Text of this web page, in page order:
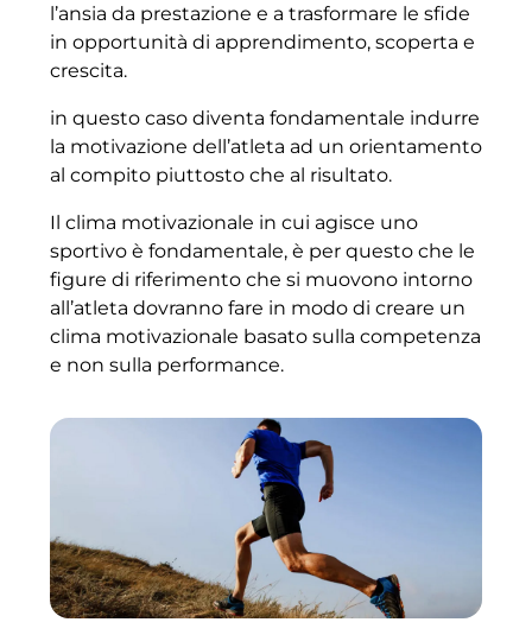
l’ansia da prestazione e a trasformare le sfide
in opportunità di apprendimento, scoperta e
crescita.
in questo caso diventa fondamentale indurre
la motivazione dell’atleta ad un orientamento
al compito piuttosto che al risultato.
Il clima motivazionale in cui agisce uno
sportivo è fondamentale, è per questo che le
figure di riferimento che si muovono intorno
all’atleta dovranno fare in modo di creare un
clima motivazionale basato sulla competenza
e non sulla performance.